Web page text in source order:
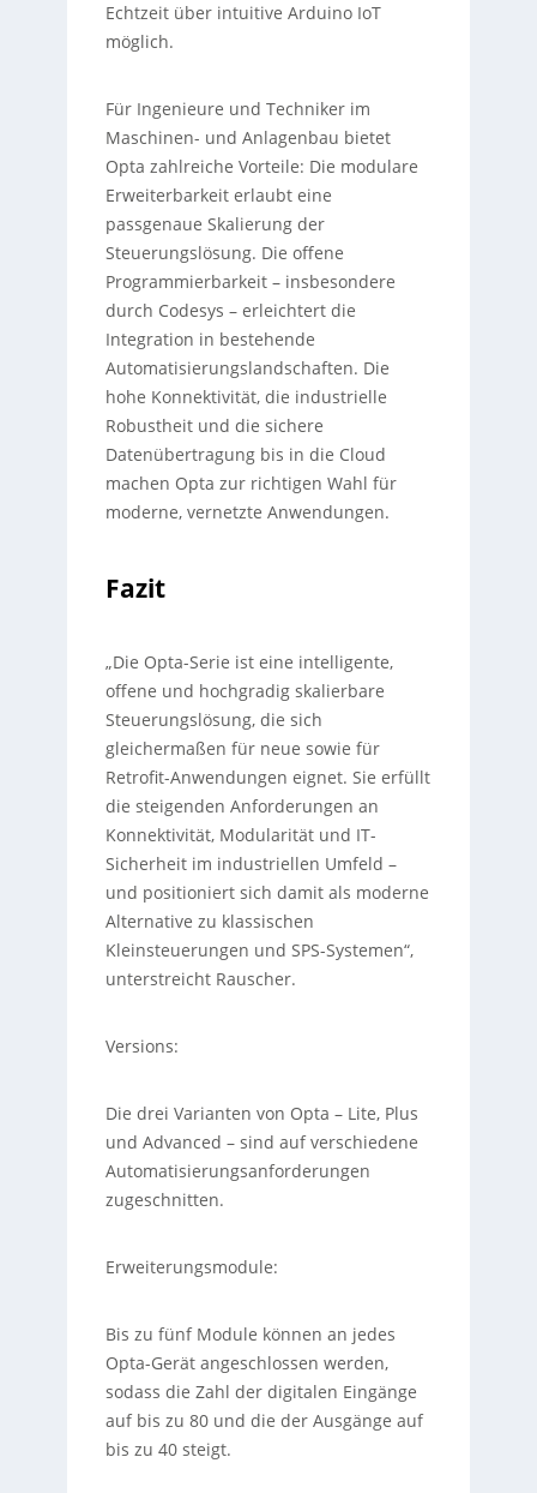
Echtzeit über intuitive Arduino IoT
möglich.
Für Ingenieure und Techniker im
Maschinen- und Anlagenbau bietet
Opta zahlreiche Vorteile: Die modulare
Erweiterbarkeit erlaubt eine
passgenaue Skalierung der
Steuerungslösung. Die offene
Programmierbarkeit – insbesondere
durch Codesys – erleichtert die
Integration in bestehende
Automatisierungslandschaften. Die
hohe Konnektivität, die industrielle
Robustheit und die sichere
Datenübertragung bis in die Cloud
machen Opta zur richtigen Wahl für
moderne, vernetzte Anwendungen.
Fazit
„Die Opta-Serie ist eine intelligente,
offene und hochgradig skalierbare
Steuerungslösung, die sich
gleichermaßen für neue sowie für
Retrofit-Anwendungen eignet. Sie erfüllt
die steigenden Anforderungen an
Konnektivität, Modularität und IT-
Sicherheit im industriellen Umfeld –
und positioniert sich damit als moderne
Alternative zu klassischen
Kleinsteuerungen und SPS-Systemen“,
unterstreicht Rauscher.
Versions:
Die drei Varianten von Opta – Lite, Plus
und Advanced – sind auf verschiedene
Automatisierungsanforderungen
zugeschnitten.
Erweiterungsmodule:
Bis zu fünf Module können an jedes
Opta-Gerät angeschlossen werden,
sodass die Zahl der digitalen Eingänge
auf bis zu 80 und die der Ausgänge auf
bis zu 40 steigt.